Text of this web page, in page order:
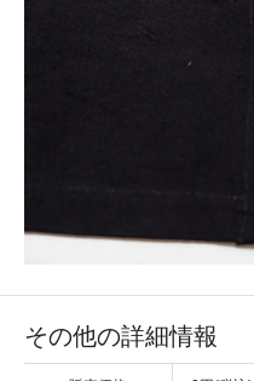
その他の詳細情報